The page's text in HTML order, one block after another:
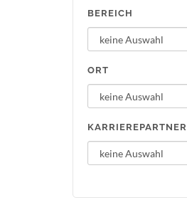
BEREICH
ORT
KARRIEREPARTNER